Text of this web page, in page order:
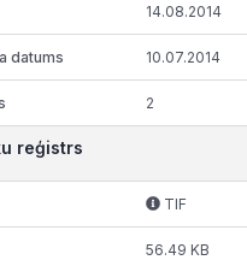
14.08.2014
10.07.2014
2
reģistrs
TIF
56.49 KB